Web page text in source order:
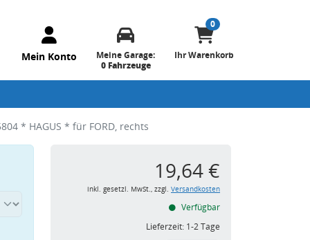
Mein Konto
Meine Garage:
0 Fahrzeuge
0
Ihr Warenkorb
* HAGUS * für FORD, rechts
19,64 €
inkl. gesetzl. MwSt., zzgl. Versandkosten
Verfügbar
Lieferzeit: 1-2 Tage